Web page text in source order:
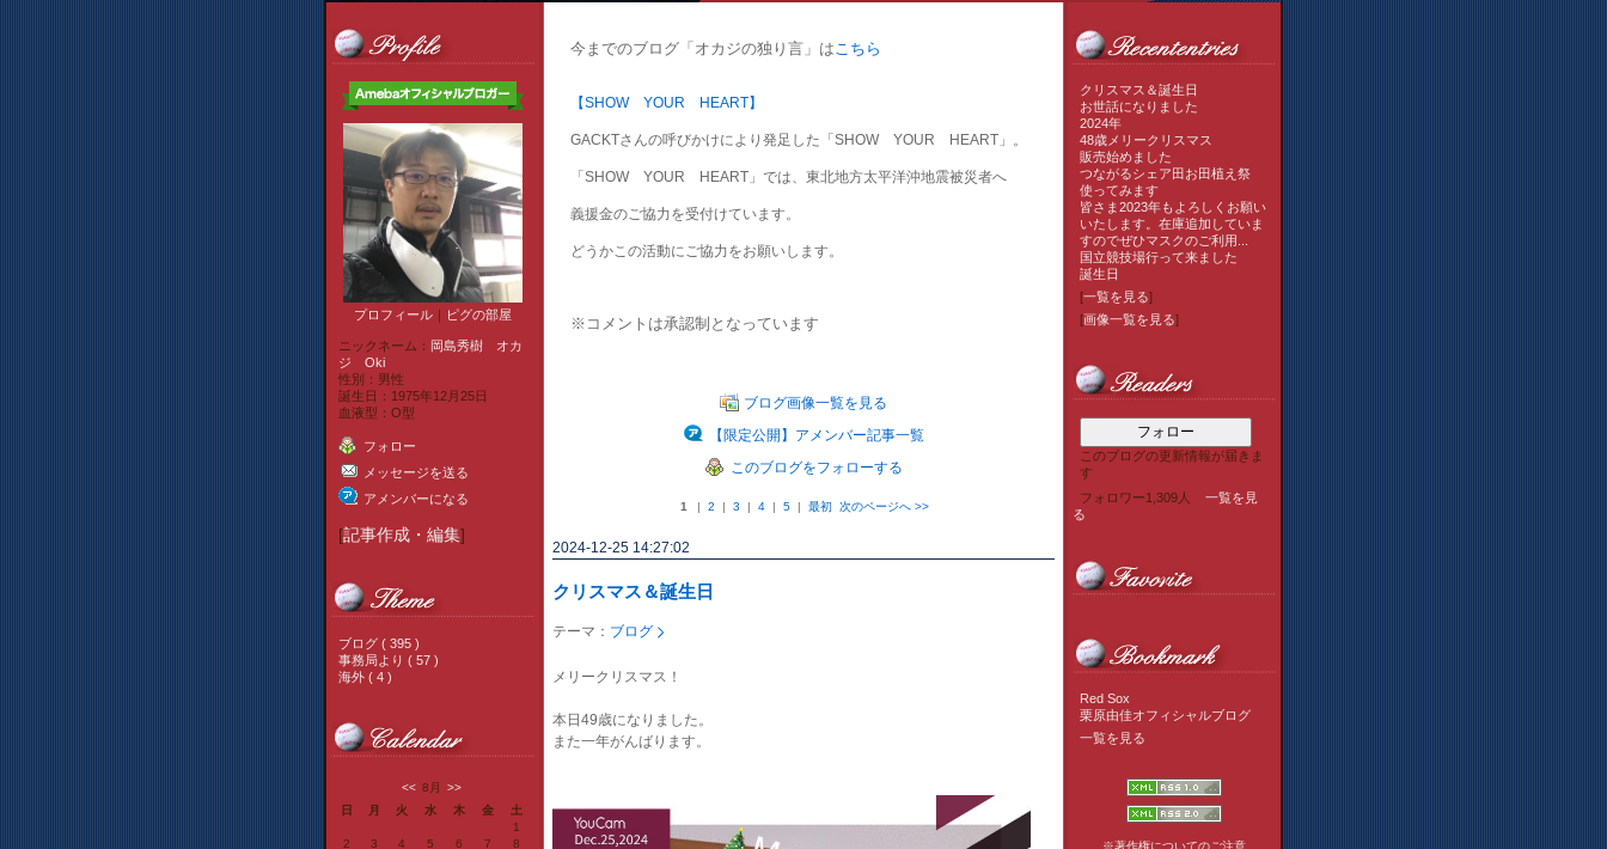
プロフィール ｜ ピグの部屋
ニックネーム： 岡島秀樹 オカ
ジ Oki
性別： 男性
誕生日： 1975年12月25日
血液型： O型
フォロー
メッセージを送る
アメンバーになる
[記事作成・編集]
ブログ ( 395 )
事務局より ( 57 )
海外 ( 4 )
<< 8月
>>
日
月 火 水 木 金
土
1
2
3 4 5 6 7
8
今までのブログ「オカジの独り言」はこちら
【SHOW YOUR HEART】
GACKTさんの呼びかけにより発足した「SHOW YOUR HEART」。
「SHOW YOUR HEART」では、東北地方太平洋沖地震被災者へ
義援金のご協力を受付けています。
どうかこの活動にご協力をお願いします。
※コメントは承認制となっています
ブログ画像一覧を見る
【限定公開】アメンバー記事一覧
このブログをフォローする
1 | 2 | 3 | 4 | 5 | 最初 次のページへ >>
2024-12-25 14:27:02
クリスマス＆誕生日
テーマ： ブログ
メリークリスマス！
本日49歳になりました。
また一年がんばります。
クリスマス＆誕生日
お世話になりました
2024年
48歳メリークリスマス
販売始めました
つながるシェア田お田植え祭
使ってみます
皆さま2023年もよろしくお願い
いたします。在庫追加していま
すのでぜひマスクのご利用...
国立競技場行って来ました
誕生日
[一覧を見る]
[画像一覧を見る]
フォロー
このブログの更新情報が届きま
す
フォロワー1,309人
一覧を見
る
Red Sox
栗原由佳オフィシャルブログ
一覧を見る
※著作権についてのご注意